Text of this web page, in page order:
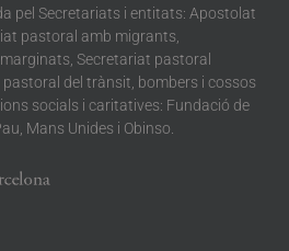
pel Secretariats i entitats: Apostolat
pastoral amb migrants,
Secretariat pastoral
del trànsit, bombers i cossos
socials i caritatives: Fundació de
Mans Unides i Obinso.